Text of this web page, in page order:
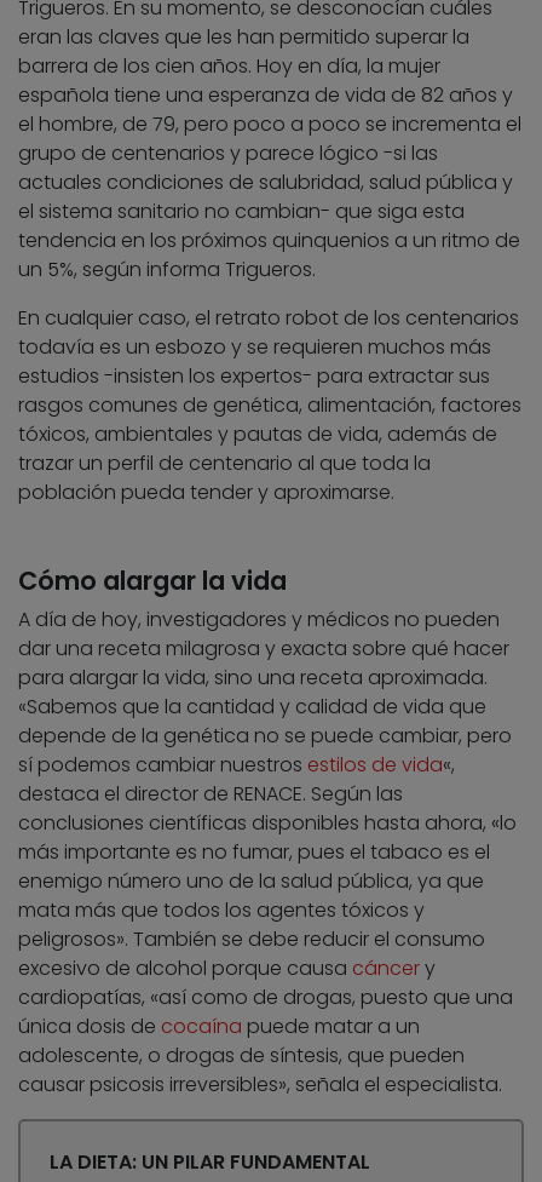
Trigueros. En su momento, se desconocían cuáles
eran las claves que les han permitido superar la
barrera de los cien años. Hoy en día, la mujer
española tiene una esperanza de vida de 82 años y
el hombre, de 79, pero poco a poco se incrementa el
grupo de centenarios y parece lógico -si las
actuales condiciones de salubridad, salud pública y
el sistema sanitario no cambian- que siga esta
tendencia en los próximos quinquenios a un ritmo de
un 5%, según informa Trigueros.
En cualquier caso, el retrato robot de los centenarios
todavía es un esbozo y se requieren muchos más
estudios -insisten los expertos- para extractar sus
rasgos comunes de genética, alimentación, factores
tóxicos, ambientales y pautas de vida, además de
trazar un perfil de centenario al que toda la
población pueda tender y aproximarse.
Cómo alargar la vida
A día de hoy, investigadores y médicos no pueden
dar una receta milagrosa y exacta sobre qué hacer
para alargar la vida, sino una receta aproximada.
«Sabemos que la cantidad y calidad de vida que
depende de la genética no se puede cambiar, pero
sí podemos cambiar nuestros estilos de vida«,
destaca el director de RENACE. Según las
conclusiones científicas disponibles hasta ahora, «lo
más importante es no fumar, pues el tabaco es el
enemigo número uno de la salud pública, ya que
mata más que todos los agentes tóxicos y
peligrosos». También se debe reducir el consumo
excesivo de alcohol porque causa cáncery
cardiopatías, «así como de drogas, puesto que una
única dosis de cocaína puede matar a un
adolescente, o drogas de síntesis, que pueden
causar psicosis irreversibles», señala el especialista.
LA DIETA: UN PILAR FUNDAMENTAL